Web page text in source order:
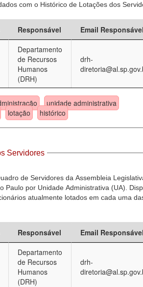
com o Histórico de Lotações dos
Responsável
Email
Departamento
de Recursos
Humanos
(DRH)
drh-
unidade administrativa
lotação histórico
Servidores
de Servidores da Assembleia
Paulo por Unidade Administrativa (UA).
atualmente lotados em cada uma
Responsável
Email
Departamento
de Recursos
Humanos
(DRH)
drh-